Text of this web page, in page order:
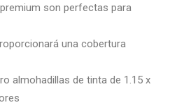
son perfectas para
una cobertura
almohadillas de tinta de 1.15 x